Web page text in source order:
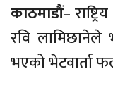
काठमाडौं–
रवि लामिछानेले
भएको भेटवार्ता